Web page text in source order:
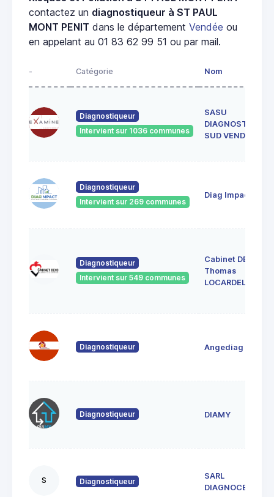
contactez un diagnostiqueur à ST PAUL
MONT PENIT dans le département Vendée ou
en appelant au 01 83 62 99 51 ou par mail.
- Catégorie Nom
Diagnostiqueur
Intervient sur 1036 communes
SASU
DIAGNOSTICS
SUD VENDEE
Diagnostiqueur
Intervient sur 269 communes
Diag Impact
Diagnostiqueur
Intervient sur 549 communes
Cabinet DEXO
Thomas
LOCARDEL
Diagnostiqueur Angediag
Diagnostiqueur DIAMY
S Diagnostiqueur
SARL
DIAGNOCEAN